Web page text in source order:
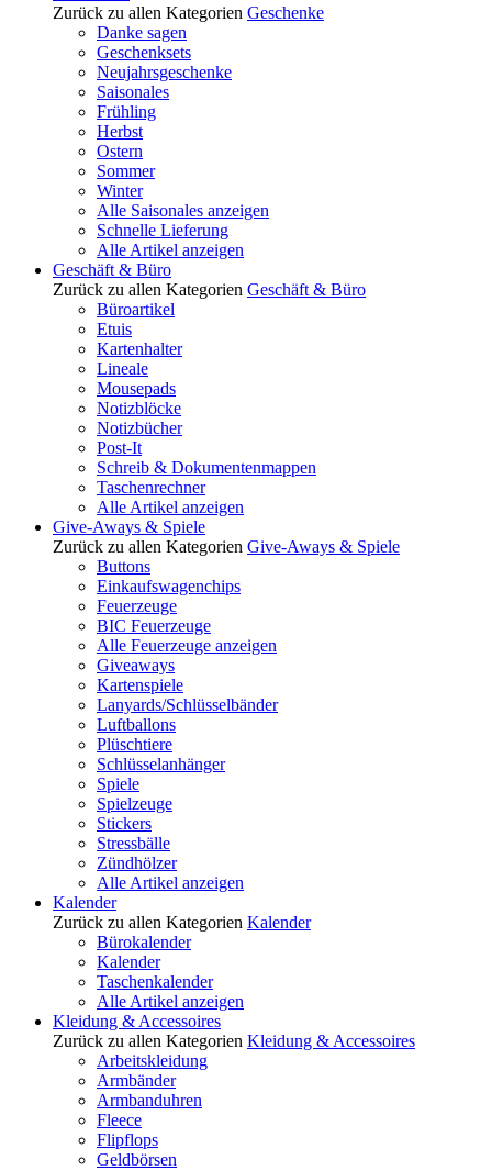
Zurück zu allen Kategorien Geschenke
Danke sagen
Geschenksets
Neujahrsgeschenke
Saisonales
Frühling
Herbst
Ostern
Sommer
Winter
Alle Saisonales anzeigen
Schnelle Lieferung
Alle Artikel anzeigen
Geschäft & Büro
Zurück zu allen Kategorien Geschäft & Büro
Büroartikel
Etuis
Kartenhalter
Lineale
Mousepads
Notizblöcke
Notizbücher
Post-It
Schreib & Dokumentenmappen
Taschenrechner
Alle Artikel anzeigen
Give-Aways & Spiele
Zurück zu allen Kategorien Give-Aways & Spiele
Buttons
Einkaufswagenchips
Feuerzeuge
BIC Feuerzeuge
Alle Feuerzeuge anzeigen
Giveaways
Kartenspiele
Lanyards/Schlüsselbänder
Luftballons
Plüschtiere
Schlüsselanhänger
Spiele
Spielzeuge
Stickers
Stressbälle
Zündhölzer
Alle Artikel anzeigen
Kalender
Zurück zu allen Kategorien Kalender
Bürokalender
Kalender
Taschenkalender
Alle Artikel anzeigen
Kleidung & Accessoires
Zurück zu allen Kategorien Kleidung & Accessoires
Arbeitskleidung
Armbänder
Armbanduhren
Fleece
Flipflops
Geldbörsen